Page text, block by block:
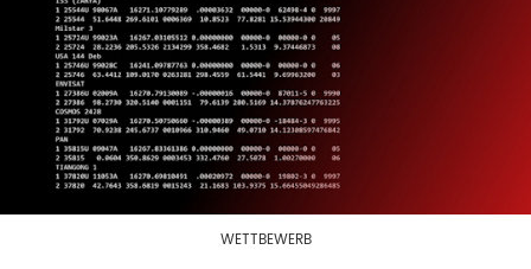
WETTBEWERB